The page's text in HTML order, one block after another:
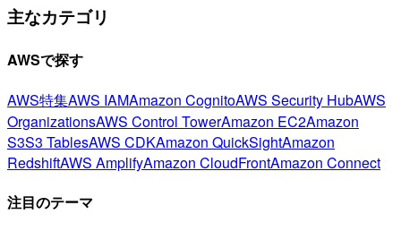
主なカテゴリ
AWSで探す
AWS特集AWS IAMAmazon CognitoAWS Security HubAWS
OrganizationsAWS Control TowerAmazon EC2Amazon
S3S3 TablesAWS CDKAmazon QuickSightAmazon
RedshiftAWS AmplifyAmazon CloudFrontAmazon Connect
注目のテーマ